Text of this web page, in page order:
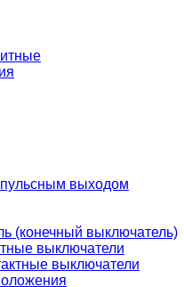
выходом
(конечный выключатель)
выключатели
выключатели